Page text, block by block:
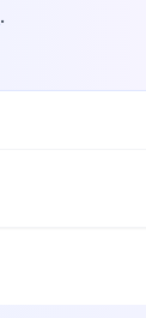
.